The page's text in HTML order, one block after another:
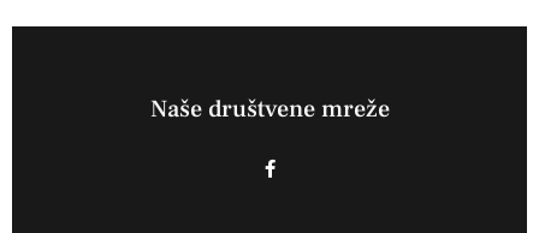
Naše društvene mreže
F
a